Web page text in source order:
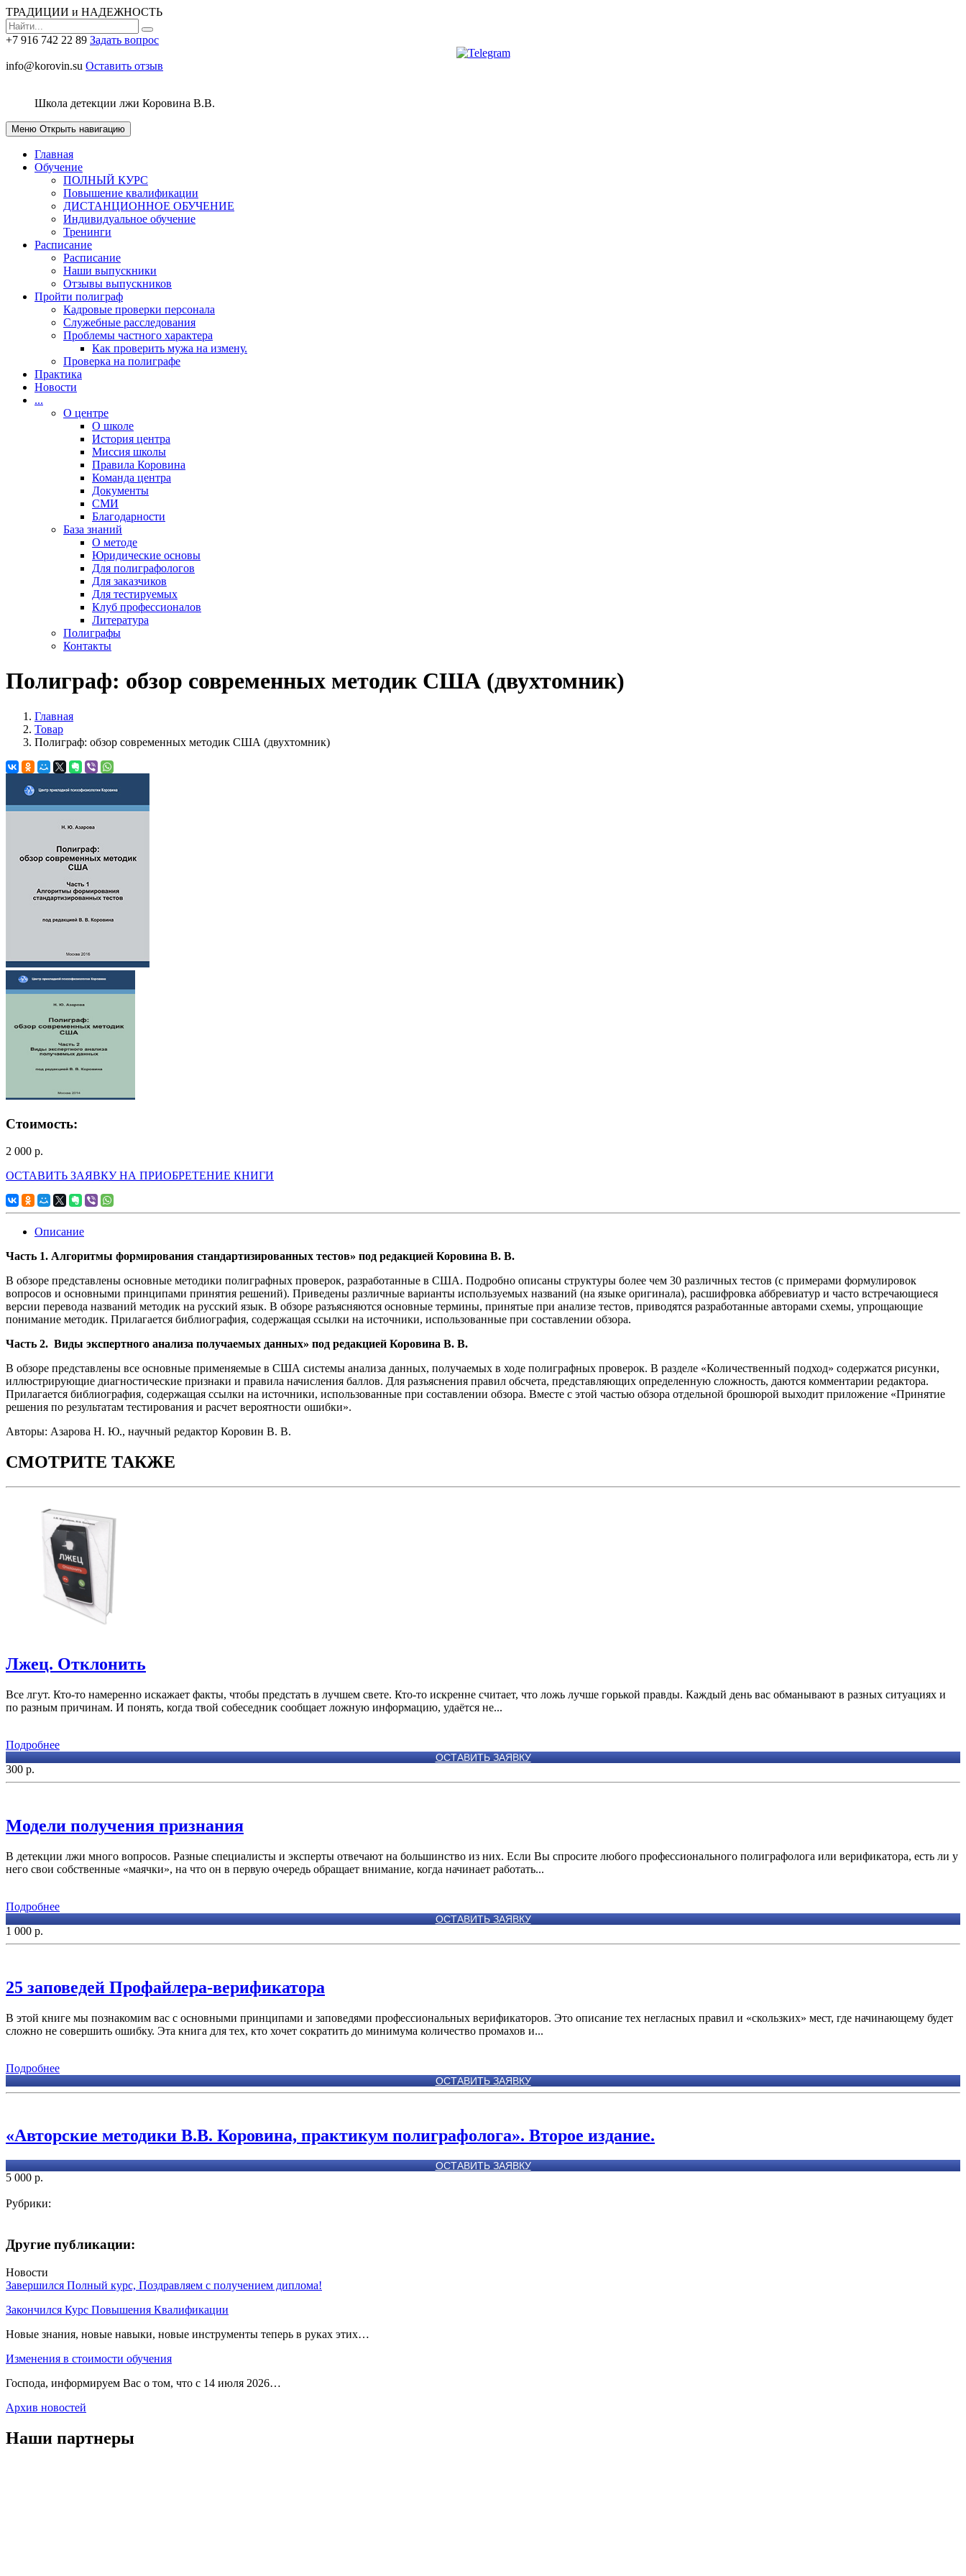
ТРАДИЦИИ и НАДЕЖНОСТЬ
+7 916 742 22 89 Задать вопрос
info@korovin.su Оставить отзыв
Школа детекции лжи Коровина В.В.
Меню Открыть навигацию
Главная
Обучение
ПОЛНЫЙ КУРС
Повышение квалификации
ДИСТАНЦИОННОЕ ОБУЧЕНИЕ
Индивидуальное обучение
Тренинги
Расписание
Расписание
Наши выпускники
Отзывы выпускников
Пройти полиграф
Кадровые проверки персонала
Cлужебные расследования
Проблемы частного характера
Как проверить мужа на измену.
Проверка на полиграфе
Практика
Новости
...
О центре
О школе
История центра
Миссия школы
Правила Коровина
Команда центра
Документы
СМИ
Благодарности
База знаний
О методе
Юридические основы
Для полиграфологов
Для заказчиков
Для тестируемых
Клуб профессионалов
Литература
Полиграфы
Контакты
Полиграф: обзор современных методик США (двухтомник)
Главная
Товар
Полиграф: обзор современных методик США (двухтомник)
Стоимость:
2 000 р.
ОСТАВИТЬ ЗАЯВКУ НА ПРИОБРЕТЕНИЕ КНИГИ
Описание
Часть 1. Алгоритмы формирования стандартизированных тестов» под редакцией Коровина В. В.
В обзоре представлены основные методики полиграфных проверок, разработанные в США. Подробно описаны структуры более чем 30 различных тестов (с примерами формулировок
вопросов и основными принципами принятия решений). Приведены различные варианты используемых названий (на языке оригинала), расшифровка аббревиатур и часто встречающиеся
версии перевода названий методик на русский язык. В обзоре разъясняются основные термины, принятые при анализе тестов, приводятся разработанные авторами схемы, упрощающие
понимание методик. Прилагается библиография, содержащая ссылки на источники, использованные при составлении обзора.
Часть 2. Виды экспертного анализа получаемых данных» под редакцией Коровина В. В.
В обзоре представлены все основные применяемые в США системы анализа данных, получаемых в ходе полиграфных проверок. В разделе «Количественный подход» содержатся рисунки,
иллюстрирующие диагностические признаки и правила начисления баллов. Для разъяснения правил обсчета, представляющих определенную сложность, даются комментарии редактора.
Прилагается библиография, содержащая ссылки на источники, использованные при составлении обзора. Вместе с этой частью обзора отдельной брошюрой выходит приложение «Принятие
решения по результатам тестирования и расчет вероятности ошибки».
Авторы: Азарова Н. Ю., научный редактор Коровин В. В.
СМОТРИТЕ ТАКЖЕ
Лжец. Отклонить
Все лгут. Кто-то намеренно искажает факты, чтобы предстать в лучшем свете. Кто-то искренне считает, что ложь лучше горькой правды. Каждый день вас обманывают в разных ситуациях и
по разным причинам. И понять, когда твой собеседник сообщает ложную информацию, удаётся не...
Подробнее
ОСТАВИТЬ ЗАЯВКУ
300 р.
Модели получения признания
В детекции лжи много вопросов. Разные специалисты и эксперты отвечают на большинство из них. Если Вы спросите любого профессионального полиграфолога или верификатора, есть ли у
него свои собственные «маячки», на что он в первую очередь обращает внимание, когда начинает работать...
Подробнее
ОСТАВИТЬ ЗАЯВКУ
1 000 р.
25 заповедей Профайлера-верификатора
В этой книге мы познакомим вас с основными принципами и заповедями профессиональных верификаторов. Это описание тех негласных правил и «скользких» мест, где начинающему будет
сложно не совершить ошибку. Эта книга для тех, кто хочет сократить до минимума количество промахов и...
Подробнее
ОСТАВИТЬ ЗАЯВКУ
«Авторские методики В.В. Коровина, практикум полиграфолога». Второе издание.
ОСТАВИТЬ ЗАЯВКУ
5 000 р.
Рубрики:
Другие публикации:
Новости
Завершился Полный курс, Поздравляем с получением диплома!
Закончился Курс Повышения Квалификации
Новые знания, новые навыки, новые инструменты теперь в руках этих…
Изменения в стоимости обучения
Господа, информируем Вас о том, что с 14 июля 2026…
Архив новостей
Наши партнеры